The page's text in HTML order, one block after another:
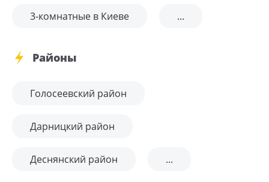
3-комнатные в Киеве ...
Районы
Голосеевский район
Дарницкий район
Деснянский район ...